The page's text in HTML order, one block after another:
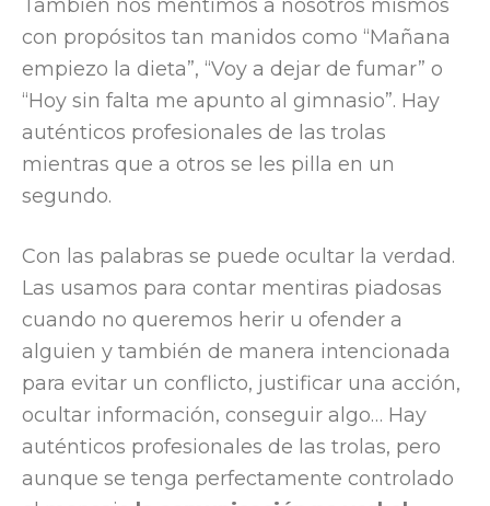
También nos mentimos a nosotros mismos
con propósitos tan manidos como “Mañana
empiezo la dieta”, “Voy a dejar de fumar” o
“Hoy sin falta me apunto al gimnasio”. Hay
auténticos profesionales de las trolas
mientras que a otros se les pilla en un
segundo.
Con las palabras se puede ocultar la verdad.
Las usamos para contar mentiras piadosas
cuando no queremos herir u ofender a
alguien y también de manera intencionada
para evitar un conflicto, justificar una acción,
ocultar información, conseguir algo… Hay
auténticos profesionales de las trolas, pero
aunque se tenga perfectamente controlado